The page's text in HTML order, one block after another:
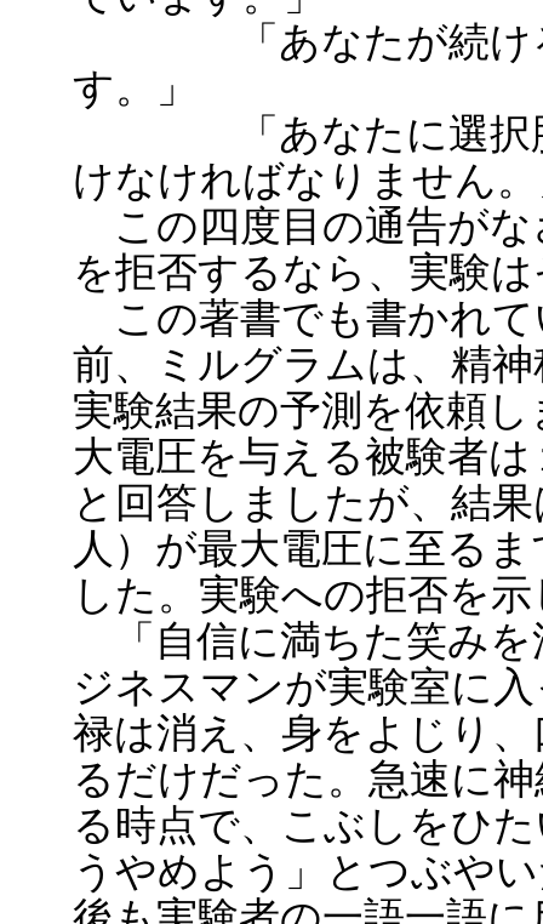
「あなたが続ける
す。」
「あなたに選択肢
けなければなりません
この四度目の通告がな
を拒否するなら、実験
この著書でも書かれて
前、ミルグラムは、精
実験結果の予測を依頼
大電圧を与える被験者
と回答しましたが、結
人）が最大電圧に至る
した。実験への拒否を
「自信に満ちた笑みを
ジネスマンが実験室に
禄は消え、身をよじり
るだけだった。急速に
る時点で、こぶしをひ
うやめよう」とつぶや